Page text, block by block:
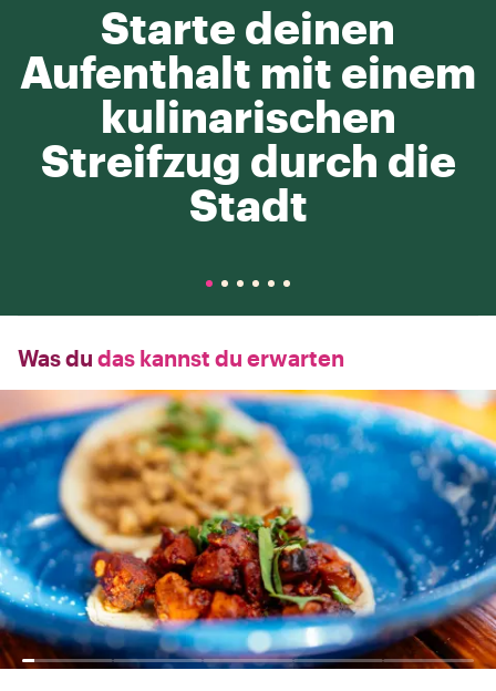
Starte deinen
Aufenthalt mit einem
kulinarischen
Streifzug durch die
Stadt
Was du das kannst du erwarten